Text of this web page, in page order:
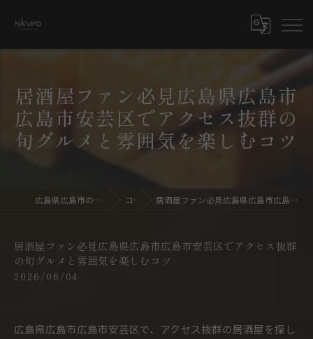
居酒屋ファン必見広島県広島市
広島市安芸区でアクセス抜群の
旬グルメと雰囲気を楽しむコツ
広島県広島市の居酒屋ならdining bar NKURO コラム 居酒屋ファン必見広島県広島市広島市安芸区でアクセス抜群の旬グルメと雰囲気を楽しむコツ
居酒屋ファン必見広島県広島市広島市安芸区でアクセス抜群
の旬グルメと雰囲気を楽しむコツ
2026/06/04
広島県広島市広島市安芸区で、アクセス抜群の居酒屋を探し